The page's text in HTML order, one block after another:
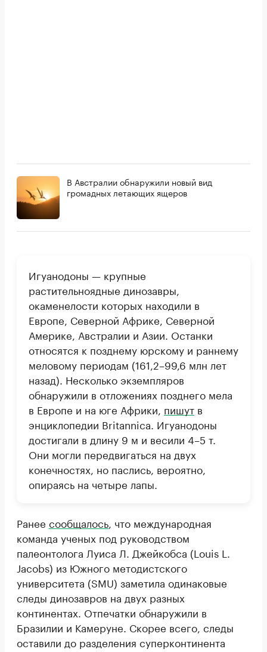
В Австралии обнаружили новый вид
громадных летающих ящеров
Игуанодоны — крупные
растительноядные динозавры,
окаменелости которых находили в
Европе, Северной Африке, Северной
Америке, Австралии и Азии. Останки
относятся к позднему юрскому и раннему
меловому периодам (161,2–99,6 млн лет
назад). Несколько экземпляров
обнаружили в отложениях позднего мела
в Европе и на юге Африки, пишут в
энциклопедии Britannica. Игуанодоны
достигали в длину 9 м и весили 4–5 т.
Они могли передвигаться на двух
конечностях, но паслись, вероятно,
опираясь на четыре лапы.
Ранее сообщалось , что международная
команда ученых под руководством
палеонтолога Луиса Л. Джейкобса (Louis L.
Jacobs) из Южного методистского
университета (SMU) заметила одинаковые
следы динозавров на двух разных
континентах. Отпечатки обнаружили в
Бразилии и Камеруне. Скорее всего, следы
оставили до разделения суперконтинента